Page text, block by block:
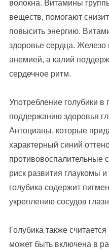
волокна. Витамины
веществ, помогают
повысить энергию.
здоровье сердца. Железо
анемией, а калий
сердечное ритм.
Употребление голубики в
поддержанию здоровья
Антоцианы, которые
характерный синий
противовоспалительные
риск развития глаукомы
голубика содержит
укреплению сосудов
Голубика также
может быть включена в